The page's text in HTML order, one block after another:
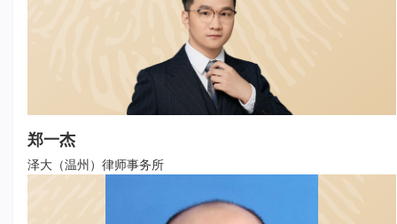
郑一杰
泽大（温州）律师事务所